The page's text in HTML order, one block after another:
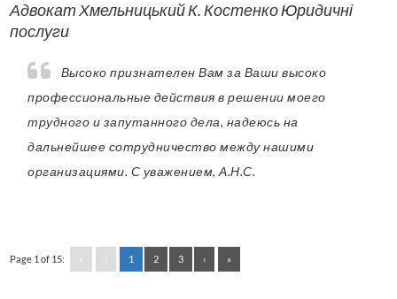
Адвокат Хмельницький К. Костенко Юридичні
послуги
Высоко признателен Вам за Ваши высоко
профессиональные действия в решении моего
трудного и запутанного дела, надеюсь на
дальнейшее сотрудничество между нашими
организациями. С уважением, А.Н.С.
Page 1 of 15: « ‹ 1 2 3 › »